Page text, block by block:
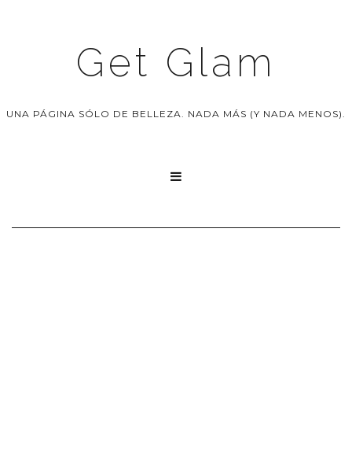
Get Glam
UNA PÁGINA SÓLO DE BELLEZA. NADA MÁS (Y NADA MENOS).
